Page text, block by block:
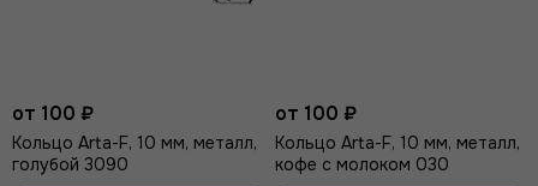
от 100 ₽
Кольцо Arta-F, 10 мм, металл,
голубой 3090
от 100 ₽
Кольцо Arta-F, 10 мм, металл,
кофе с молоком 030